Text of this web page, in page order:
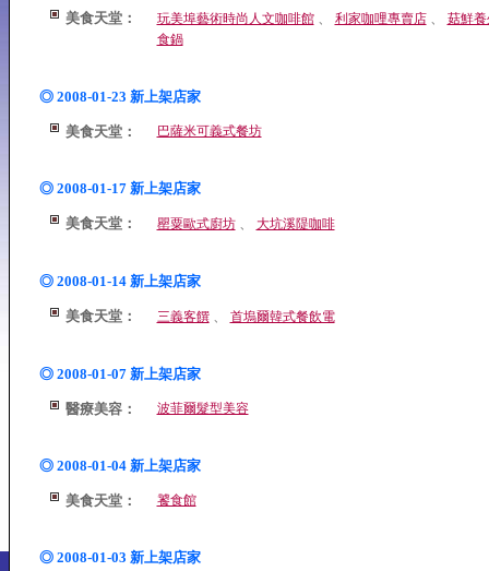
美食天堂： 玩美埠藝術時尚人文咖啡館、 利家咖哩專賣店、 菇鮮
食鍋
◎ 2008-01-23 新上架店家
美食天堂： 巴薩米可義式餐坊
◎ 2008-01-17 新上架店家
美食天堂： 罌粟歐式廚坊、 大坑溪隄咖啡
◎ 2008-01-14 新上架店家
美食天堂： 三義客饌、 首塢爾韓式餐飲電
◎ 2008-01-07 新上架店家
醫療美容： 波菲爾髮型美容
◎ 2008-01-04 新上架店家
美食天堂： 饕食館
◎ 2008-01-03 新上架店家